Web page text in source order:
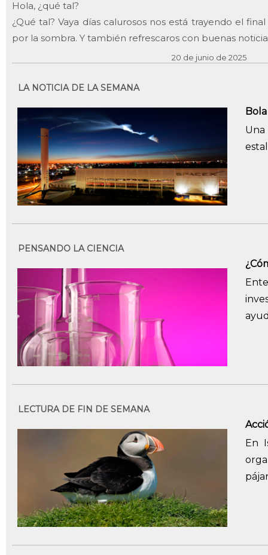
Hola, ¿qué tal?
¿Qué tal? Vaya días calurosos nos está trayendo el
por la sombra. Y también refrescaros con buenas
20 de junio de 2025
LA NOTICIA DE LA SEMANA
PENSANDO LA CIENCIA
LECTURA DE FIN DE SEMANA
En